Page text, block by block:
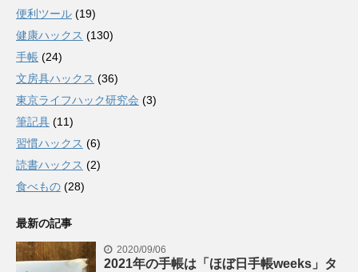
便利ツール (19)
健康ハックス (130)
手帳 (24)
文房具ハックス (36)
東京ライフハック研究会 (3)
筆記具 (11)
習慣ハックス (6)
読書ハックス (2)
食べもの (28)
最新の記事
2020/09/06
2021年の手帳は「ほぼ日手帳weeks」タ